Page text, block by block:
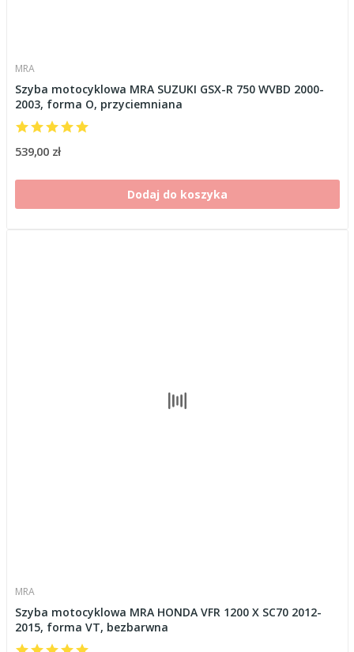
MRA
Szyba motocyklowa MRA SUZUKI GSX-R 750 WVBD 2000-
2003, forma O, przyciemniana
539,00 zł
Dodaj do koszyka
MRA
Szyba motocyklowa MRA HONDA VFR 1200 X SC70 2012-
2015, forma VT, bezbarwna